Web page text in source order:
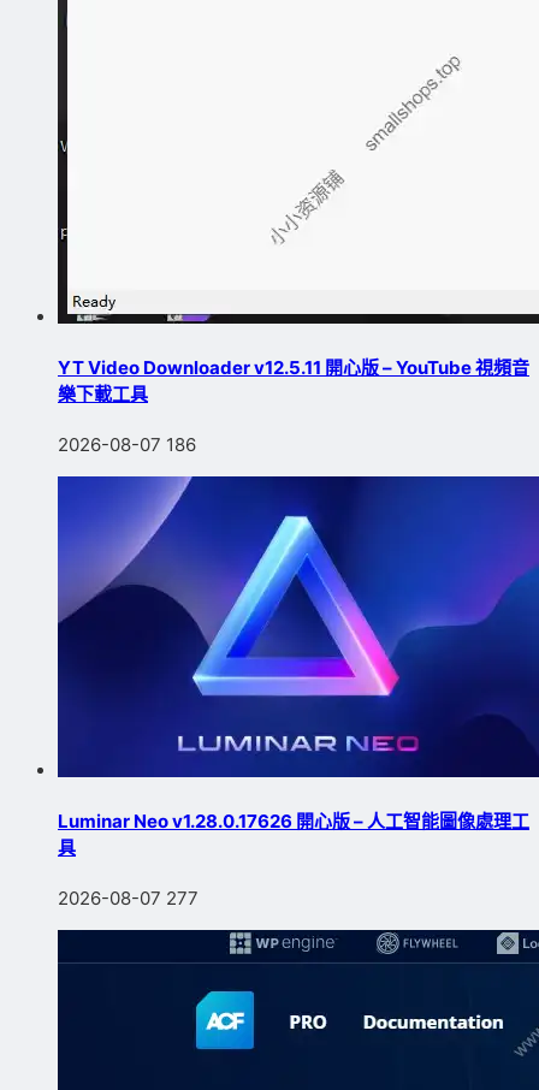
YT Video Downloader v12.5.11 開心版 – YouTube 視頻音
樂下載工具
2026-08-07 186
Luminar Neo v1.28.0.17626 開心版 – 人工智能圖像處理工
具
2026-08-07 277